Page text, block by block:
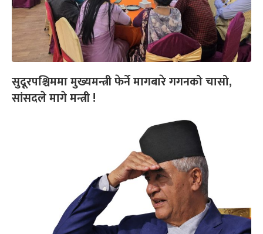
सुदूरपश्चिममा मुख्यमन्त्री फेर्ने मागबारे गगनको चासो,
सांसदले मागे मन्त्री !